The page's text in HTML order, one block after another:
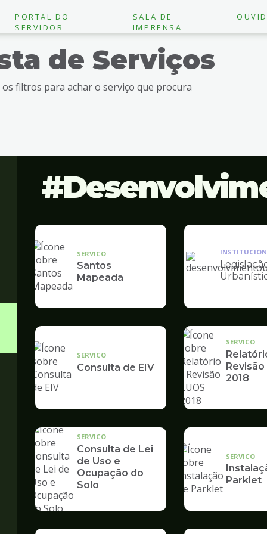
PORTAL DO
SERVIDOR
SALA DE
IMPRENSA
de Serviços
filtros para achar o serviço que procura
SERVICO
Santos
Mapeada
Ilustração
de
Urbano
SERVICO
Consulta de EIV
SERVICO
Revisão
2018
SERVICO
Consulta de Lei
de Uso e
Ocupação do
Solo
SERVICO
Parklet